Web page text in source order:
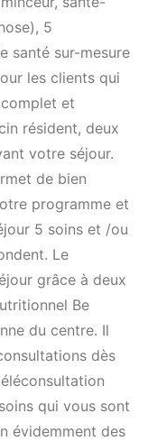
5
santé sur-mesure
les clients qui
et
résident, deux
votre séjour.
de bien
programme et
5 soins et /ou
Le
grâce à deux
Be
du centre. Il
dès
qui vous sont
évidemment des